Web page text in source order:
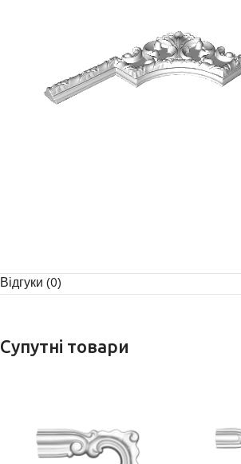
Відгуки (0)
Супутні товари